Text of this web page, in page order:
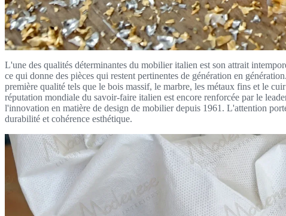
L'une des qualités déterminantes du mobilier italien est son attrait
ce qui donne des pièces qui restent pertinentes de génération en
première qualité tels que le bois massif, le marbre, les métaux fins et le
réputation mondiale du savoir-faire italien est encore renforcée par le
l'innovation en matière de design de mobilier depuis 1961. L'attention
durabilité et cohérence esthétique.